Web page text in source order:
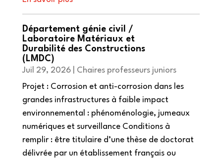
Département génie civil /
Laboratoire Matériaux et
Durabilité des Constructions
(LMDC)
Juil 29, 2026| Chaires professeurs juniors
Projet : Corrosion et anti-corrosion dans les
grandes infrastructures à faible impact
environnemental : phénoménologie, jumeaux
numériques et surveillance Conditions à
remplir : être titulaire d’une thèse de doctorat
délivrée par un établissement français ou